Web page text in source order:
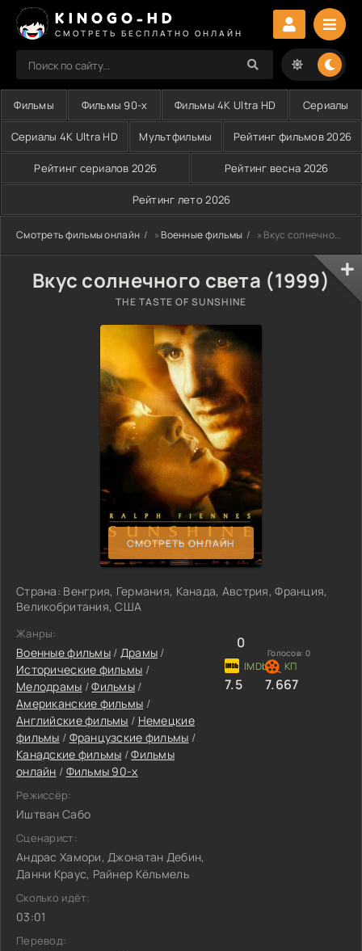
KINOGO-HD
СМОТРЕТЬ БЕСПЛАТНО ОНЛАЙН
Фильмы Фильмы 90-х Фильмы 4K Ultra HD Сериалы
Сериалы 4K Ultra HD Мультфильмы Рейтинг фильмов 2026
Рейтинг сериалов 2026 Рейтинг весна 2026
Рейтинг лето 2026
Смотреть фильмы онлайн »Военные фильмы » Вкус солнечного света (1999)
Вкус солнечного света (1999)
THE TASTE OF SUNSHINE
СМОТРЕТЬ ОНЛАЙН
Страна: Венгрия, Германия, Канада, Австрия, Франция,
Великобритания, США
Жанры:
Военные фильмы/ Драмы /
Исторические фильмы /
Мелодрамы /Фильмы /
Американские фильмы /
Английские фильмы / Немецкие
фильмы / Французские фильмы /
Канадские фильмы /Фильмы
онлайн / Фильмы 90-х
Режиссёр:
Иштван Сабо
Сценарист:
Андрас Хамори, Джонатан Дебин,
Данни Краус, Райнер Кёльмель
Сколько идёт:
03:01
Перевод:
0
Голосов: 0
7.5 7.667